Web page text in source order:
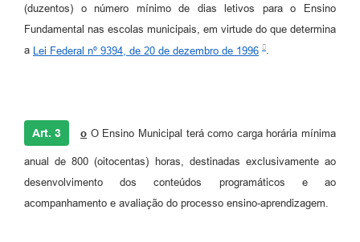
(duzentos) o número mínimo de dias letivos para o Ensino
Fundamental nas escolas municipais, em virtude do que determina
a Lei Federal nº 9394, de 20 de dezembro de 1996 .
Art. 3 o O Ensino Municipal terá como carga horária mínima
anual de 800 (oitocentas) horas, destinadas exclusivamente ao
desenvolvimento dos conteúdos programáticos e ao
acompanhamento e avaliação do processo ensino-aprendizagem.